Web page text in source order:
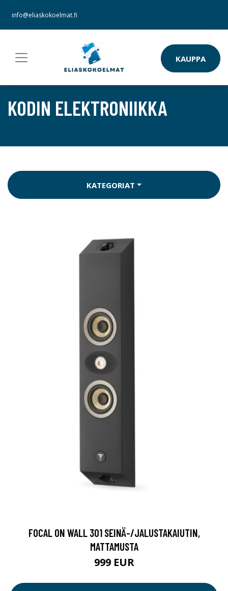
info@eliaskokoelmat.fi
KAUPPA
KODIN ELEKTRONIIKKA
KATEGORIAT
FOCAL ON WALL 301 SEINÄ-/JALUSTAKAIUTIN,
MATTAMUSTA
999 EUR